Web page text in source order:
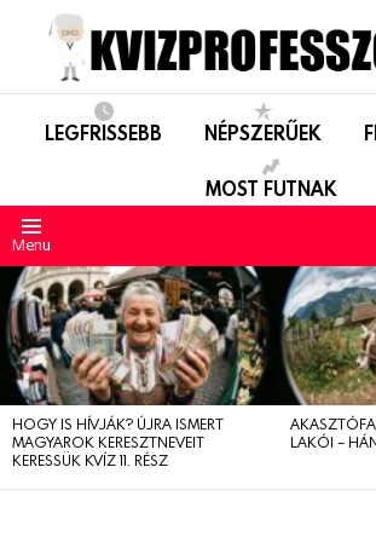
LEGFRISSEBB NÉPSZERŰEK
MOST FUTNAK
Menu
LEGUTÓBBIAK
HOGY IS HÍVJÁK? ÚJRA ISMERT
MAGYAROK KERESZTNEVEIT
KERESSÜK KVÍZ 11. RÉSZ
AKASZTÓFA
LAKÓI –